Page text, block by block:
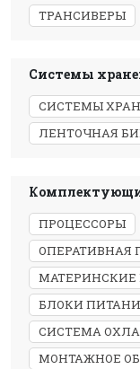
ТРАНСИВЕРЫ
Системы
СИСТЕМЫ
ЛЕНТОЧНАЯ
ПРОЦЕССОРЫ
ОПЕРАТИВНАЯ
МАТЕРИНСКИЕ
БЛОКИ
СИСТЕМА
МОНТАЖНОЕ